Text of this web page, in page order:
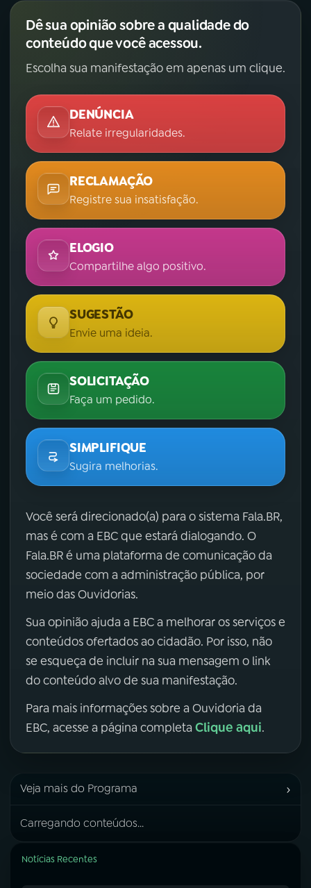
Dê sua opinião sobre a qualidade do
conteúdo que você acessou.
Escolha sua manifestação em apenas um clique.
DENÚNCIA
Relate irregularidades.
RECLAMAÇÃO
Registre sua insatisfação.
ELOGIO
Compartilhe algo positivo.
SUGESTÃO
Envie uma ideia.
SOLICITAÇÃO
Faça um pedido.
SIMPLIFIQUE
Sugira melhorias.
Você será direcionado(a) para o sistema Fala.BR,
mas é com a EBC que estará dialogando. O
Fala.BR é uma plataforma de comunicação da
sociedade com a administração pública, por
meio das Ouvidorias.
Sua opinião ajuda a EBC a melhorar os serviços e
conteúdos ofertados ao cidadão. Por isso, não
se esqueça de incluir na sua mensagem o link
do conteúdo alvo de sua manifestação.
Para mais informações sobre a Ouvidoria da
EBC, acesse a página completa Clique aqui.
Veja mais do Programa ›
Carregando conteúdos...
Notícias Recentes